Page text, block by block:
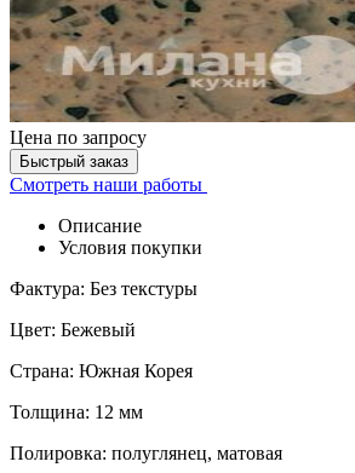
Цена по запросу
Быстрый заказ
Смотреть наши работы
Описание
Условия покупки
Фактура: Без текстуры
Цвет: Бежевый
Страна: Южная Корея
Толщина: 12 мм
Полировка: полуглянец, матовая